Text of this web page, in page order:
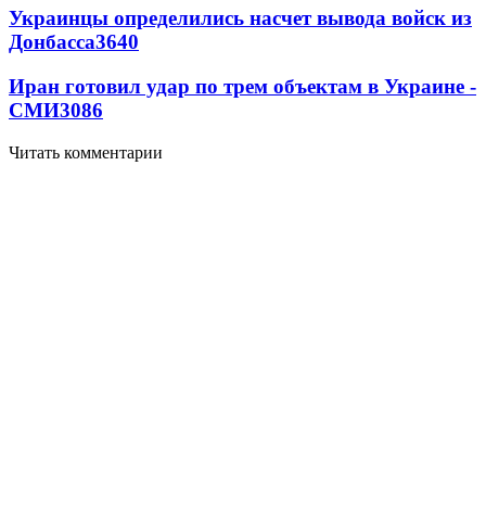
Украинцы определились насчет вывода войск из
Донбасса3640
Иран готовил удар по трем объектам в Украине -
СМИ3086
Читать комментарии